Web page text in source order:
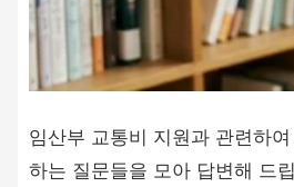
임산부 교통비 지원과 관련하
하는 질문들을 모아 답변해 드